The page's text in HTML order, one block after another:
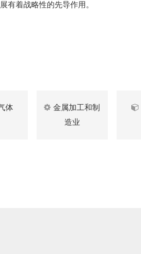
有着战略性的先导作用。
体
金属加工和制
造业